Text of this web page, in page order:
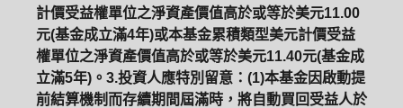
計價受益權單位之淨資產價值高於或等於美元11.00
元(基金成立滿4年)或本基金累積類型美元計價受益
權單位之淨資產價值高於或等於美元11.40元(基金成
立滿5年)。3.投資人應特別留意：(1)本基金因啟動提
前結算機制而存續期間屆滿時，將自動買回受益人於